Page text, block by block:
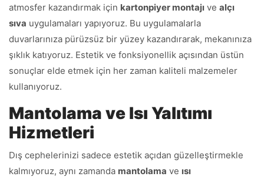
atmosfer kazandırmak için kartonpiyer montajı ve alçı
sıva uygulamaları yapıyoruz. Bu uygulamalarla
duvarlarınıza pürüzsüz bir yüzey kazandırarak, mekanınıza
şıklık katıyoruz. Estetik ve fonksiyonellik açısından üstün
sonuçlar elde etmek için her zaman kaliteli malzemeler
kullanıyoruz.
Mantolama ve Isı Yalıtımı
Hizmetleri
Dış cephelerinizi sadece estetik açıdan güzelleştirmekle
kalmıyoruz, aynı zamanda mantolama ve ısı